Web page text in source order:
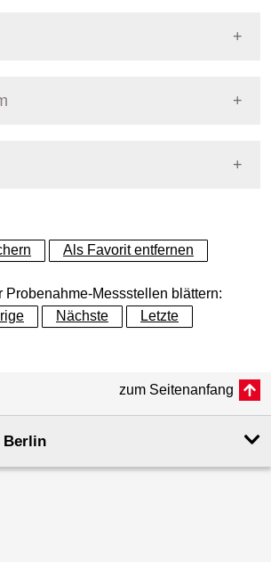
Land Berlin
Probenahme
392684.19
33 N)
Als Favorit entfernen
Probenahme-Messstellen blättern:
Nächste Letzte
zum Seitenanfang
Berlin